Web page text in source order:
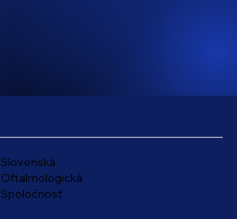
Slovenská
Oftalmologická
Spoločnosť